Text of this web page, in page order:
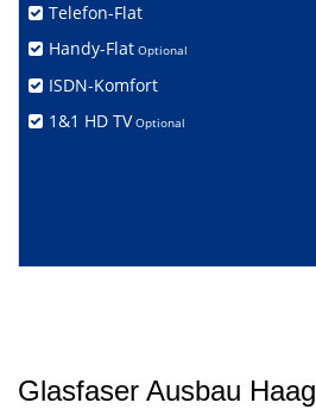
Telefon-Flat
Handy-Flat Optional
ISDN-Komfort
1&1 HD TV Optional
Glasfaser Ausbau Haag